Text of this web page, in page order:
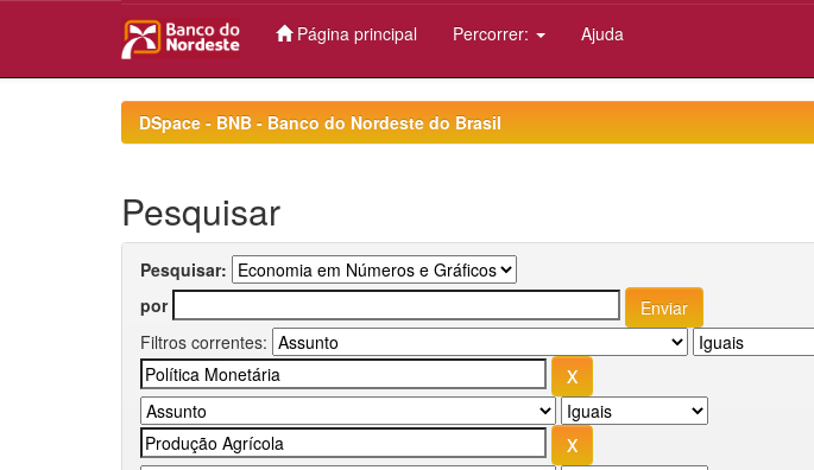
Página principal Percorrer: Ajuda
DSpace - BNB - Banco do Nordeste do Brasil
Pesquisar
Pesquisar:
por
Filtros correntes: